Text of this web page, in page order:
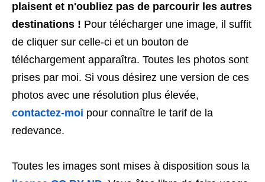
plaisent et n'oubliez pas de parcourir les autres
destinations ! Pour télécharger une image, il suffit
de cliquer sur celle-ci et un bouton de
téléchargement apparaîtra. Toutes les photos sont
prises par moi. Si vous désirez une version de ces
photos avec une résolution plus élevée,
contactez-moi pour connaître le tarif de la
redevance.
Toutes les images sont mises à disposition sous la